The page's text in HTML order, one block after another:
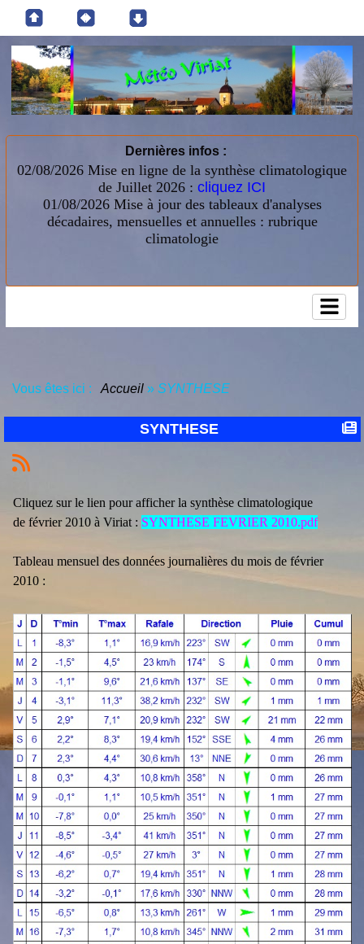
Dernières infos :
02/08/2026 Mise en ligne de la synthèse climatologique
de Juillet 2026 : cliquez ICI
01/08/2026 Mise à jour des tableaux d'analyses
décadaires, mensuelles et annuelles : rubrique
climatologie
Vous êtes ici : Accueil » SYNTHESE
SYNTHESE
Cliquez sur le lien pour afficher la synthèse climatologique
de février 2010 à Viriat : SYNTHESE FEVRIER 2010.pdf
Tableau mensuel des données journalières du mois de février
2010 :